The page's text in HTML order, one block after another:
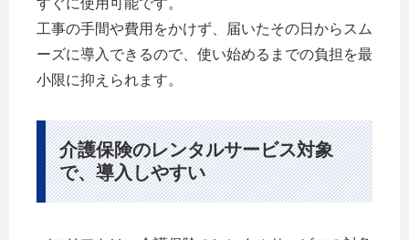
工事の手間や費用をかけず、届いたその日からスム
ーズに導入できるので、使い始めるまでの負担を最
小限に抑えられます。
介護保険のレンタルサービス対象
で、導入しやすい